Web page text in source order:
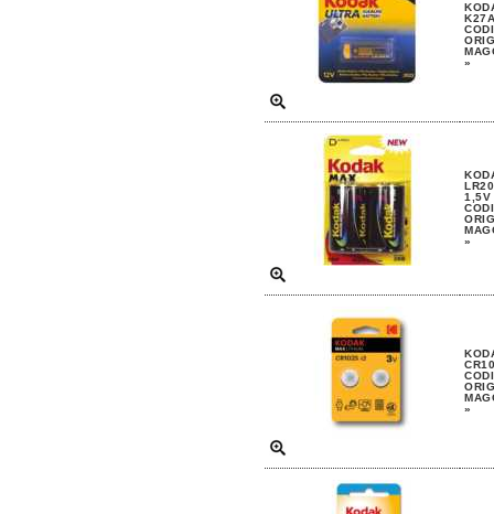
»
1,5V
»
»